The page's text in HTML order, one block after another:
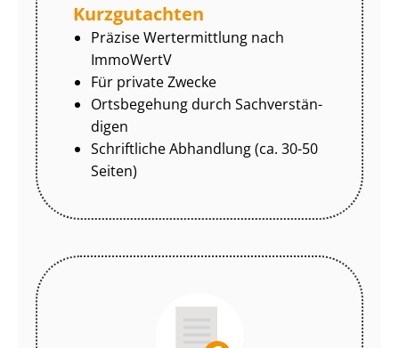
Kurzgutachten
Präzise Wertermittlung nach
ImmoWertV
Für private Zwecke
Ortsbegehung durch Sach­ver­stän­
di­gen
Schriftliche Abhandlung (ca. 30-50
Seiten)